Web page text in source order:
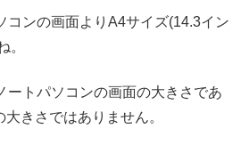
コンの画面よりA4サイズ(14.3イン
。
ートパソコンの画面の大きさであ
きさではありません。